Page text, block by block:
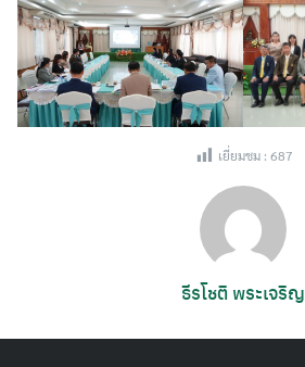
เยี่ยมชม : 687
ธีรโชติ พระเจริญ